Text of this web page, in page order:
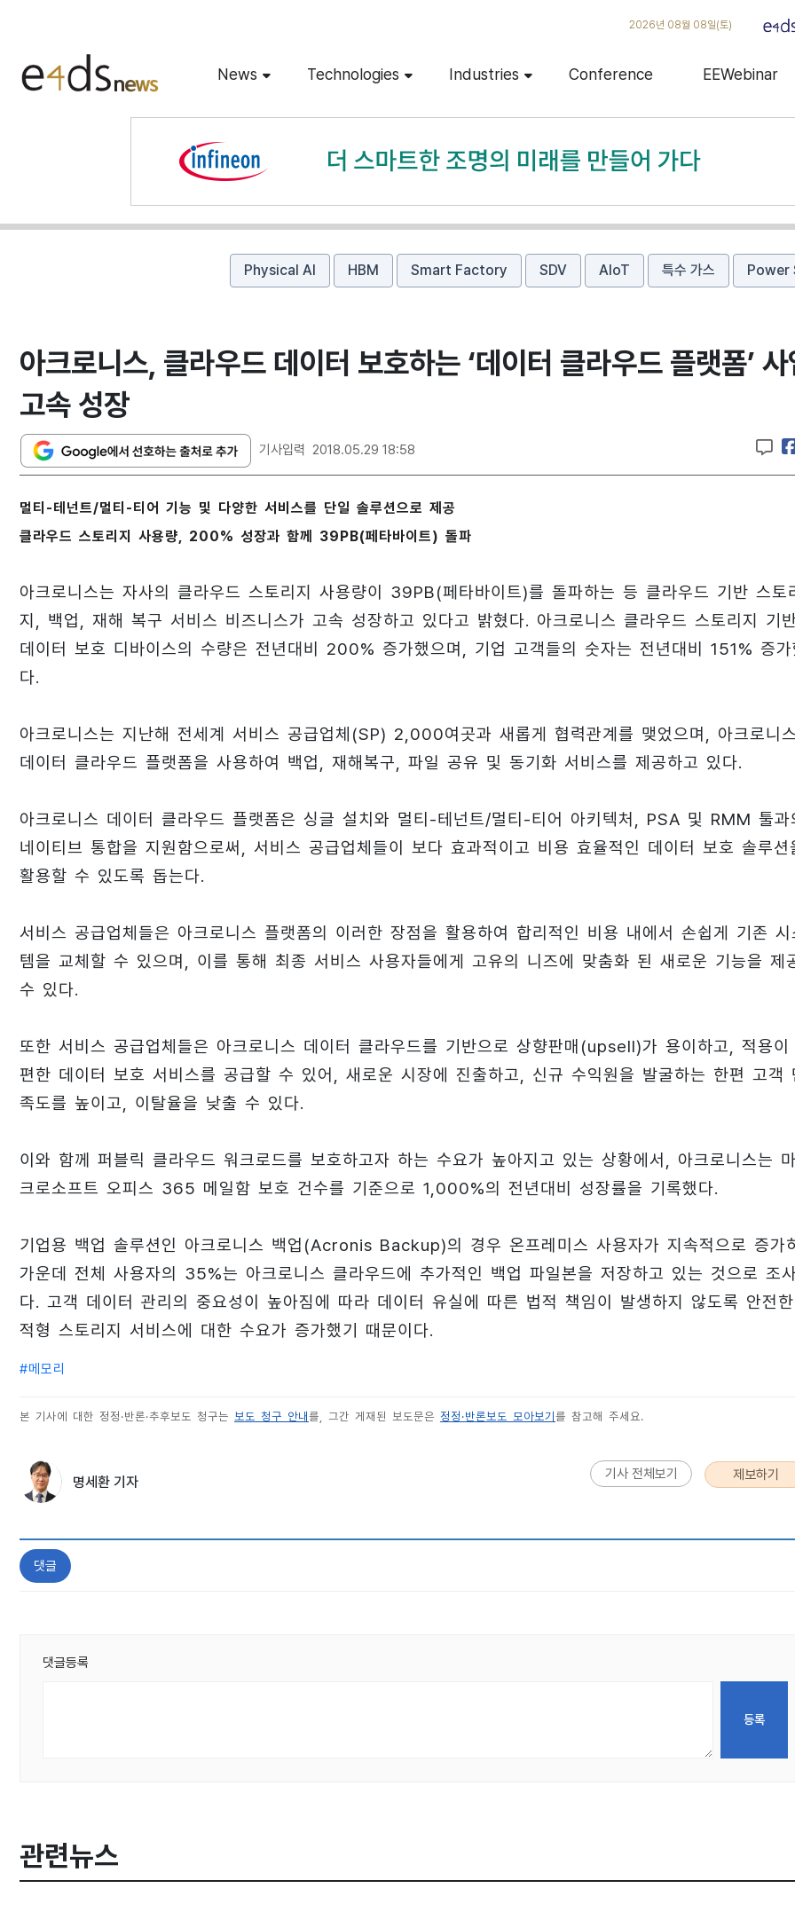
2026년 08월 08일(토)
News Technologies Industries Conference EEWebinar
Physical AI HBM Smart Factory SDV AIoT 특수 가스 Power
아크로니스, 클라우드 데이터 보호하는 ‘데이터 클라우드 플랫폼’ 사
고속 성장
기사입력 2018.05.29 18:58
멀티-테넌트/멀티-티어 기능 및 다양한 서비스를 단일 솔루션으로 제공
클라우드 스토리지 사용량, 200% 성장과 함께 39PB(페타바이트) 돌파
아크로니스는 자사의 클라우드 스토리지 사용량이 39PB(페타바이트)를 돌파하는 등 클라우드 기반 스토
지, 백업, 재해 복구 서비스 비즈니스가 고속 성장하고 있다고 밝혔다. 아크로니스 클라우드 스토리지 기
데이터 보호 디바이스의 수량은 전년대비 200% 증가했으며, 기업 고객들의 숫자는 전년대비 151% 증가
다.
아크로니스는 지난해 전세계 서비스 공급업체(SP) 2,000여곳과 새롭게 협력관계를 맺었으며, 아크로니스
데이터 클라우드 플랫폼을 사용하여 백업, 재해복구, 파일 공유 및 동기화 서비스를 제공하고 있다.
아크로니스 데이터 클라우드 플랫폼은 싱글 설치와 멀티-테넌트/멀티-티어 아키텍처, PSA 및 RMM 툴과
네이티브 통합을 지원함으로써, 서비스 공급업체들이 보다 효과적이고 비용 효율적인 데이터 보호 솔루션
활용할 수 있도록 돕는다.
서비스 공급업체들은 아크로니스 플랫폼의 이러한 장점을 활용하여 합리적인 비용 내에서 손쉽게 기존 시
템을 교체할 수 있으며, 이를 통해 최종 서비스 사용자들에게 고유의 니즈에 맞춤화 된 새로운 기능을 제
수 있다.
또한 서비스 공급업체들은 아크로니스 데이터 클라우드를 기반으로 상향판매(upsell)가 용이하고, 적용이
편한 데이터 보호 서비스를 공급할 수 있어, 새로운 시장에 진출하고, 신규 수익원을 발굴하는 한편 고객
족도를 높이고, 이탈율을 낮출 수 있다.
이와 함께 퍼블릭 클라우드 워크로드를 보호하고자 하는 수요가 높아지고 있는 상황에서, 아크로니스는 마
크로소프트 오피스 365 메일함 보호 건수를 기준으로 1,000%의 전년대비 성장률을 기록했다.
기업용 백업 솔루션인 아크로니스 백업(Acronis Backup)의 경우 온프레미스 사용자가 지속적으로 증가
가운데 전체 사용자의 35%는 아크로니스 클라우드에 추가적인 백업 파일본을 저장하고 있는 것으로 조
다. 고객 데이터 관리의 중요성이 높아짐에 따라 데이터 유실에 따른 법적 책임이 발생하지 않도록 안전
적형 스토리지 서비스에 대한 수요가 증가했기 때문이다.
#메모리
본 기사에 대한 정정·반론·추후보도 청구는 보도 청구 안내 를, 그간 게재된 보도문은 정정·반론보도 모아보기 를 참고해 주세요.
명세환 기자 기사 전체보기 제보하기
댓글
댓글등록
관련뉴스